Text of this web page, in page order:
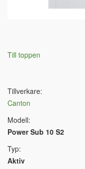
Till toppen
Tillverkare:
Canton
Modell:
Power Sub 10 S2
Typ:
Aktiv